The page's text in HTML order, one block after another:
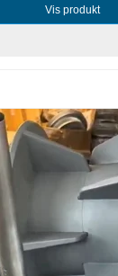
Vis produkt